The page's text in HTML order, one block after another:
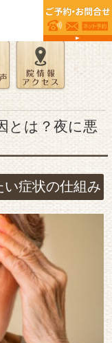
とは？夜に悪
症状の仕組み